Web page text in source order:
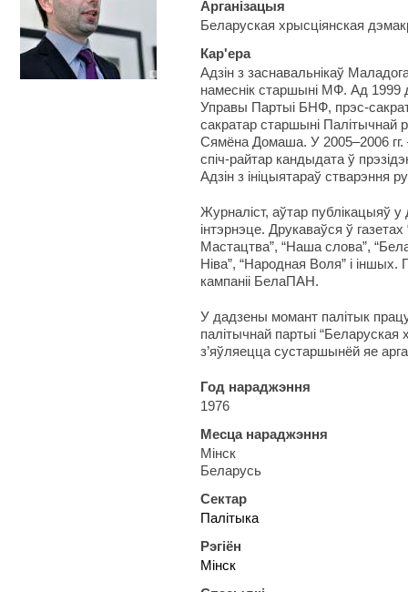
Арганізацыя
Беларуская хрысціянская
Кар'ера
Адзін з заснавальнікаў
намеснік старшыні МФ. Ад 1999
Управы Партыі БНФ, прэс-
сакратар старшыні Палітычнай
Сямёна Домаша. У 2005–2006
спіч-райтар кандыдата ў
Адзін з ініцыятараў стварэння
Журналіст, аўтар публікацыяў
інтэрнэце. Друкаваўся ў газетах
Мастацтва”, “Наша слова”,
Ніва”, “Народная Воля” і
кампаніі БелаПАН.
У дадзены момант палітык
палітычнай партыі “Беларуская
з’яўляецца сустаршынёй яе
Год нараджэння
1976
Месца нараджэння
Мінск
Беларусь
Сектар
Палітыка
Рэгіён
Мінск